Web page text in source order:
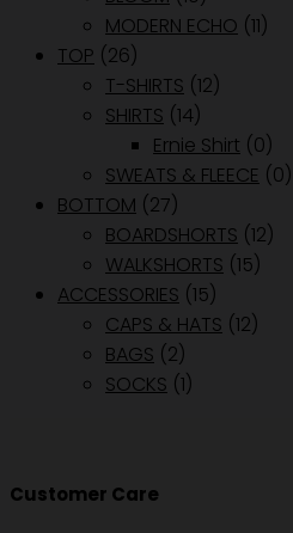
MODERN ECHO (11)
TOP (26)
T-SHIRTS (12)
SHIRTS (14)
Ernie Shirt (0)
SWEATS & FLEECE (0)
BOTTOM (27)
BOARDSHORTS (12)
WALKSHORTS (15)
ACCESSORIES (15)
CAPS & HATS (12)
BAGS (2)
SOCKS (1)
Customer Care